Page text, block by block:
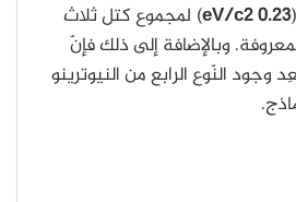
0.23
eV/c2) لمجموع كتل ثلاث
وبالإضافة إلى ذلك فإنّ
وجود النّوع الرابع من النيوترينو